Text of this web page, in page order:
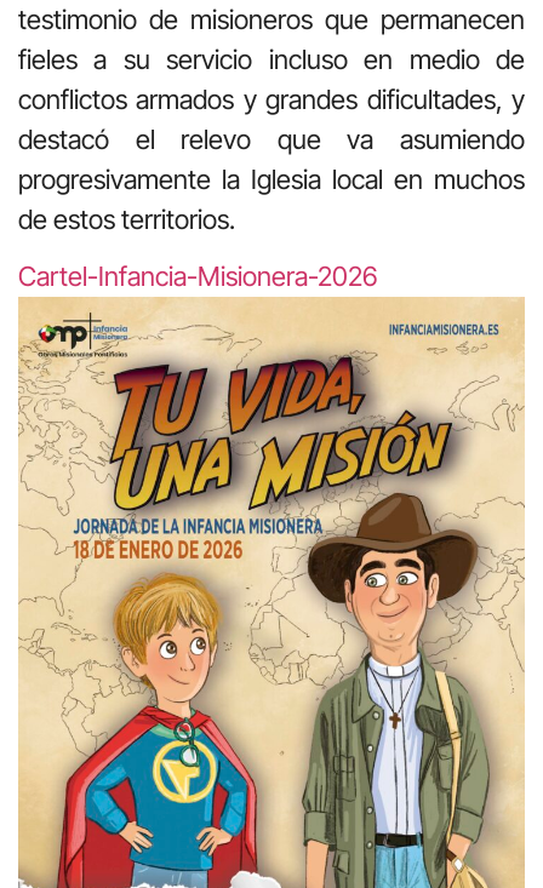
testimonio de misioneros que permanecen
fieles a su servicio incluso en medio de
conflictos armados y grandes dificultades, y
destacó el relevo que va asumiendo
progresivamente la Iglesia local en muchos
de estos territorios.
Cartel-Infancia-Misionera-2026